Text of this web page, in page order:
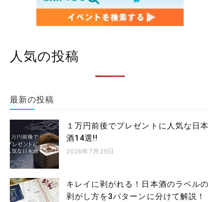
人気の投稿
最新の投稿
１万円前後でプレゼントに人気な日本
酒14選!!
2026年7月29日
キレイに剥がれる！日本酒のラベルの
剥がし方を3パターンに分けて解説！